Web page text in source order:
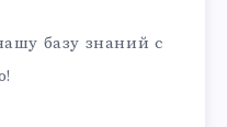
базу знаний с